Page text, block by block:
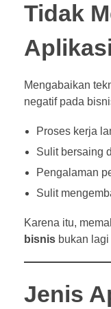
Tidak
Aplikasi
Mengabaikan
negatif pada
Proses kerja
Sulit bersaing
Pengalaman
Sulit
Karena itu,
bisnis bukan
Jenis